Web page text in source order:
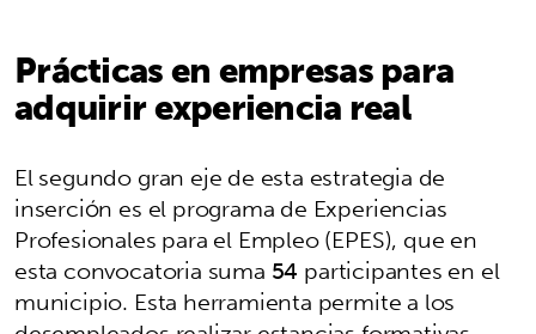
Prácticas en empresas para
adquirir experiencia real
El segundo gran eje de esta estrategia de
inserción es el programa de Experiencias
Profesionales para el Empleo (EPES), que en
esta convocatoria suma 54 participantes en el
municipio. Esta herramienta permite a los